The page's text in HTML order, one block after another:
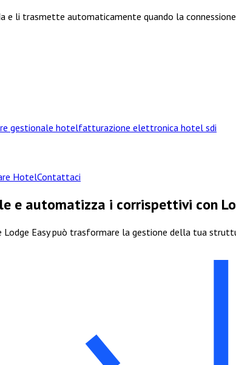
e li trasmette automaticamente quando la
gestionale hotelfatturazione elettronica hotel sdi
HotelContattaci
e automatizza i corrispettivi con
Lodge Easy può trasformare la gestione della tua